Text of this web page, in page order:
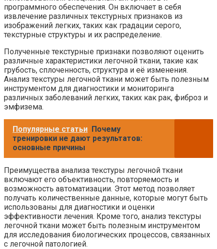
программного обеспечения. Он включает в себя
извлечение различных текстурных признаков из
изображений легких, таких как градации серого,
текстурные структуры и их распределение.
Полученные текстурные признаки позволяют оценить
различные характеристики легочной ткани, такие как
грубость, сплоченность, структура и её изменения.
Анализ текстуры легочной ткани может быть полезным
инструментом для диагностики и мониторинга
различных заболеваний легких, таких как рак, фиброз и
эмфизема.
Популярные статьи Почему
тренировки не дают результатов:
основные причины
Преимущества анализа текстуры легочной ткани
включают его объективность, повторяемость и
возможность автоматизации. Этот метод позволяет
получать количественные данные, которые могут быть
использованы для диагностики и оценки
эффективности лечения. Кроме того, анализ текстуры
легочной ткани может быть полезным инструментом
для исследования биологических процессов, связанных
с легочной патологией.